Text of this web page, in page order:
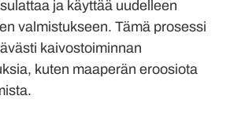
ja käyttää uudelleen
valmistukseen. Tämä prosessi
kaivostoiminnan
kuten maaperän eroosiota